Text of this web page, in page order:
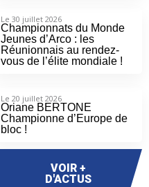
Le 30 juillet 2026
Championnats du Monde
Jeunes d’Arco : les
Réunionnais au rendez-
vous de l’élite mondiale !
Le 20 juillet 2026
Oriane BERTONE
Championne d’Europe de
bloc !
VOIR +
D'ACTUS